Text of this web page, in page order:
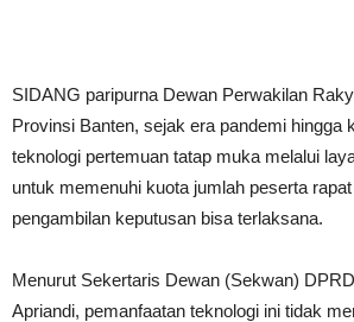
SIDANG paripurna Dewan Perwakilan
Provinsi Banten, sejak era pandemi hingga
teknologi pertemuan tatap muka melalui
untuk memenuhi kuota jumlah peserta
pengambilan keputusan bisa terlaksana.
Menurut Sekertaris Dewan (Sekwan)
Apriandi, pemanfaatan teknologi ini tidak